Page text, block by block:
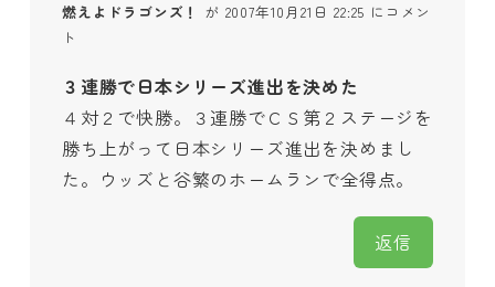
燃えよドラゴンズ！
が 2007年10月21日 22:25 にコメン
ト
３連勝で日本シリーズ進出を決めた
４対２で快勝。３連勝でＣＳ第２ステージを
勝ち上がって日本シリーズ進出を決めまし
た。ウッズと谷繁のホームランで全得点。
返信